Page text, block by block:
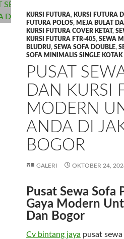
KURSI FUTURA, KURSI FUTURA
FUTURA POLOS, MEJA BULAT
KURSI FUTURA COVER KETAT,
KURSI FUTURA FTR-405, SEWA
BLUDRU, SEWA SOFA DOUBLE,
SOFA MINIMALIS SINGLE KOTAK
PUSAT
DAN KURSI
MODERN
ANDA DI
BOGOR
GALERI OKTOBER 24,
Pusat Sewa Sofa
Gaya Modern
Dan Bogor
Cv bintang jaya pusat